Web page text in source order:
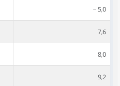
– 5,0
7,6
8,0
9,2